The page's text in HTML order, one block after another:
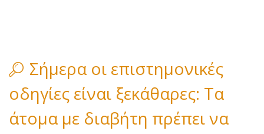
Σήμερα οι επιστημονικές
οδηγίες είναι ξεκάθαρες: Tα
άτομα με διαβήτη πρέπει να